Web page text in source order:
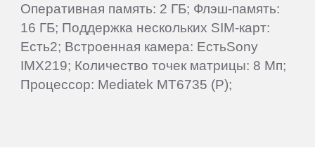
Оперативная память: 2 ГБ; Флэш-память:
16 ГБ; Поддержка нескольких SIM-карт:
Есть2; Встроенная камера: ЕстьSony
IMX219; Количество точек матрицы: 8 Мп;
Процессор: Mediatek MT6735 (P);